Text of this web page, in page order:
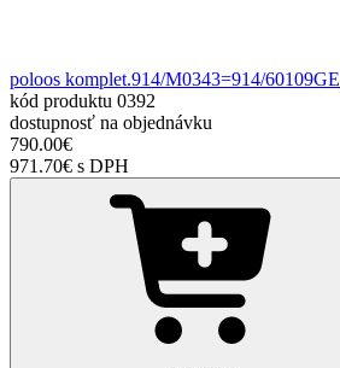
poloos komplet.914/M0343=914/60109GE
kód produktu 0392
dostupnosť na objednávku
790.00€
971.70€ s DPH